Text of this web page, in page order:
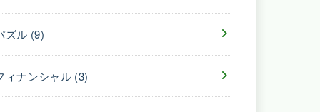
ズル (9)
ィナンシャル (3)